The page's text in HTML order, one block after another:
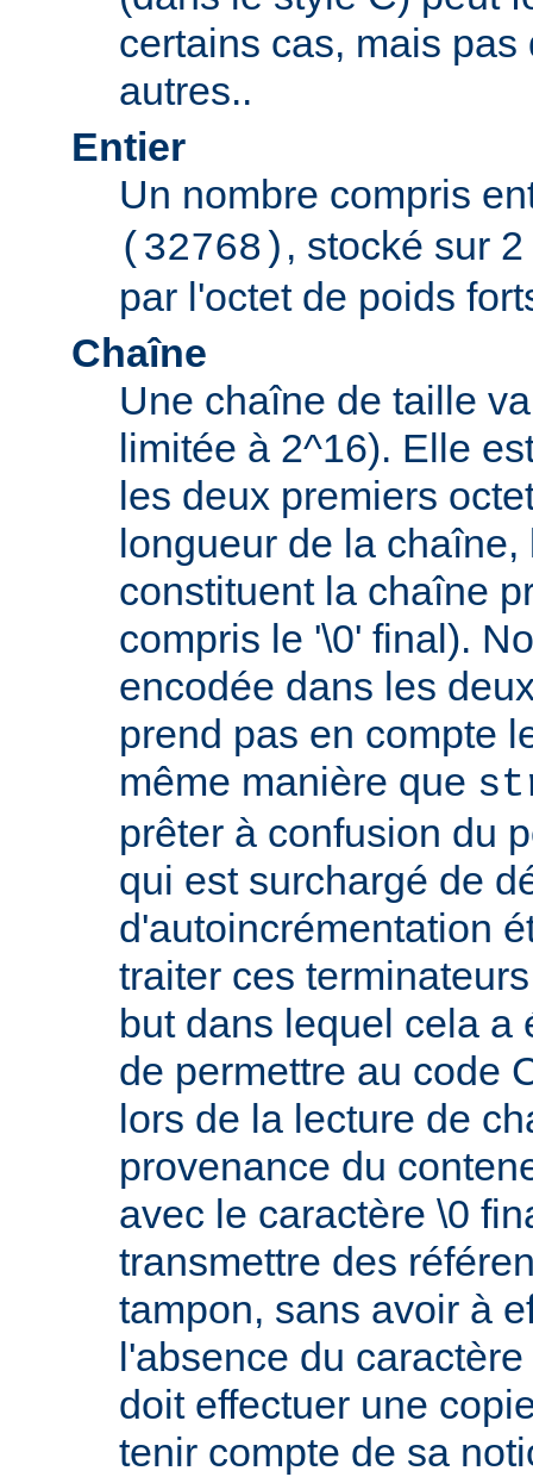
certains cas, mais pas
autres..
Entier
Un nombre compris
(32768) , stocké sur
par l'octet de poids
Chaîne
Une chaîne de taille
limitée à 2^16). Elle
les deux premiers
longueur de la
constituent la chaîne
compris le '\0' final).
encodée dans les
prend pas en compte
même manière que
prêter à confusion du
qui est surchargé de
d'autoincrémentation
traiter ces
but dans lequel cela a
de permettre au code
lors de la lecture de
provenance du
avec le caractère \0
transmettre des
tampon, sans avoir à
l'absence du
doit effectuer une
tenir compte de sa